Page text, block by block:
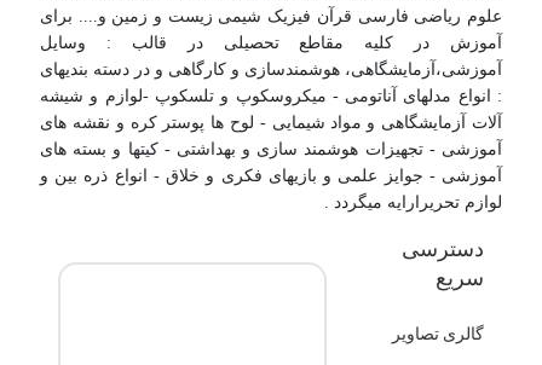
علوم ریاضی فارسی قرآن فیزیک شیمی زیست و زمین و.... برای
آموزش در کلیه مقاطع تحصیلی در قالب : وسایل
آموزشی،آزمایشگاهی، هوشمندسازی و کارگاهی و در دسته بندیهای
: انواع مدلهای آناتومی - میکروسکوپ و تلسکوپ -لوازم و شیشه
آلات آزمایشگاهی و مواد شیمایی - لوح ها پوستر کره و نقشه های
آموزشی - تجهیزات هوشمند سازی و بهداشتی - کیتها و بسته های
آموزشی - جوایز علمی و بازیهای فکری و خلاق - انواع ذره بین و
لوازم تحریرارایه میگردد .
دسترسی
سریع
گالری تصاویر